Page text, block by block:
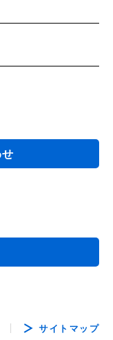
サイトマップ